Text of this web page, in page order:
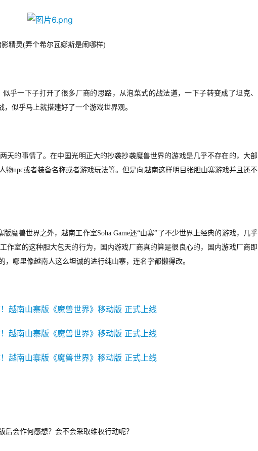
影精灵(弄个希尔瓦娜斯是闹哪样)
乎一下子打开了很多厂商的思路，从泡菜式的战法道，一下子转变成了坦克、
，似乎马上就搭建好了一个游戏世界观。
天的事情了。在中国光明正大的抄袭抄袭魔兽世界的游戏是几乎不存在的 ，大部
物npc或者装备名称或者游戏玩法等。但是向越南这样明目张胆山寨游戏并且还不
版魔兽世界之外，越南工作室Soha Game还“山寨”了不少世界上经典的游戏，几乎
作室的这种胆大包天的行为，国内游戏厂商真的算是很良心的，国内游戏厂商即
哪里像越南人这么坦诚的进行纯山寨，连名字都懒得改。
后会作何感想？ 会不会采取维权行动呢？